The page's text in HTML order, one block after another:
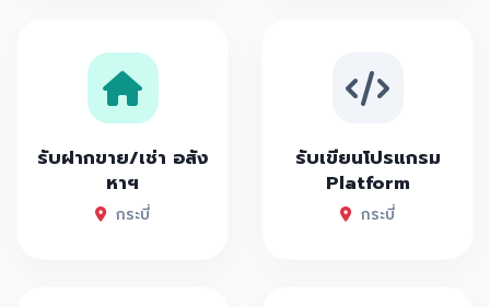
รับฝากขาย/เช่า อสัง
หาฯ
กระบี่
รับเขียนโปรแกรม
Platform
กระบี่